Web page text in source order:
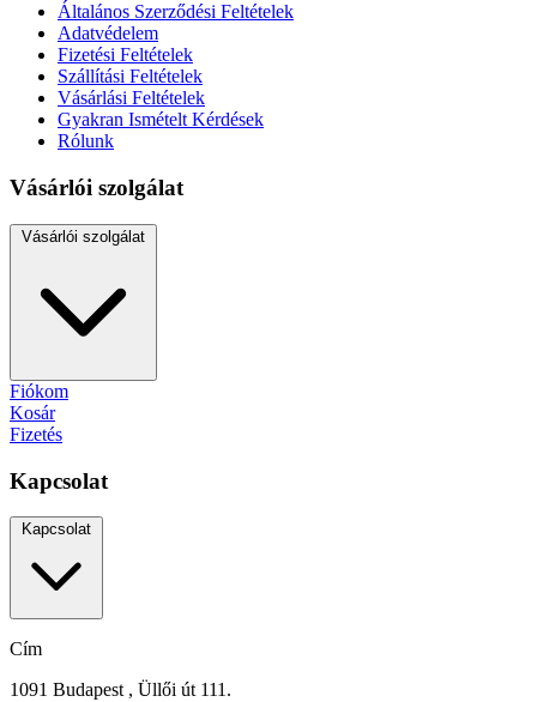
Általános Szerződési Feltételek
Adatvédelem
Fizetési Feltételek
Szállítási Feltételek
Vásárlási Feltételek
Gyakran Ismételt Kérdések
Rólunk
Vásárlói szolgálat
Vásárlói szolgálat
Fiókom
Kosár
Fizetés
Kapcsolat
Kapcsolat
Cím
1091 Budapest , Üllői út 111.